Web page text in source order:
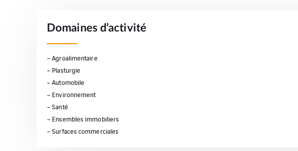
Domaines d’activité
– Agroalimentaire
– Plasturgie
– Automobile
– Environnement
– Santé
– Ensembles immobiliers
– Surfaces commerciales